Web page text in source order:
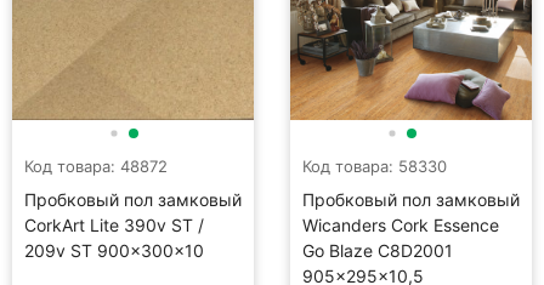
Код товара: 48872
Пробковый пол замковый
CorkArt Lite 390v ST /
209v ST 900×300×10
Код товара: 58330
Пробковый пол замковый
Wicanders Cork Essence
Go Blaze C8D2001
905×295×10,5